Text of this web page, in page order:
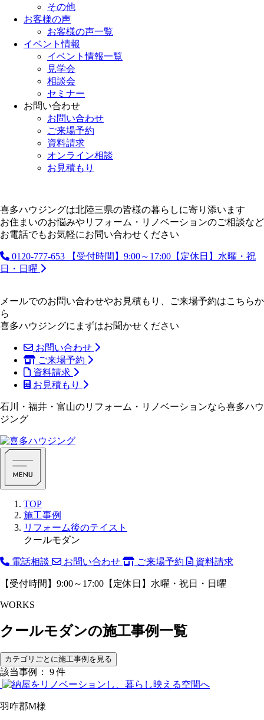
その他
お客様の声
お客様の声一覧
イベント情報
イベント情報一覧
見学会
相談会
セミナー
お問い合わせ
お問い合わせ
ご来場予約
資料請求
オンライン相談
お見積もり
喜多ハウジングは北陸三県の皆様の暮らしに寄り添います
お住まいのお悩みやリフォーム・リノベーションのご相談など
お電話でもお気軽にお問い合わせください
0120-777-653
【受付時間】9:00～17:00【定休日】水曜・祝
日・日曜
メールでのお問い合わせやお見積もり、ご来場予約はこちらか
ら
喜多ハウジングにまずはお聞かせください
お問い合わせ
ご来場予約
資料請求
お見積もり
石川・福井・富山のリフォーム・リノベーションなら喜多ハウ
ジング
TOP
施工事例
リフォーム後のテイスト
クールモダン
電話相談 お問い合わせ ご来場予約 資料請求
【受付時間】9:00～17:00【定休日】水曜・祝日・日曜
WORKS
クールモダンの施工事例一覧
カテゴリごとに施工事例を見る
該当事例： 9 件
羽咋郡M様